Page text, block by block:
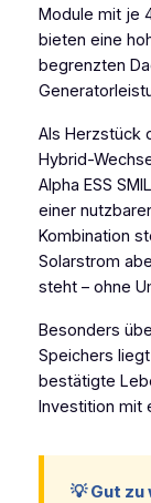
Module mit je
bieten eine
begrenzten
Als Herzstück
Hybrid-
Alpha ESS
einer
Kombination
Solarstrom
steht – ohne
Besonders
Speichers
bestätigte
Investition mit
💡 Gut